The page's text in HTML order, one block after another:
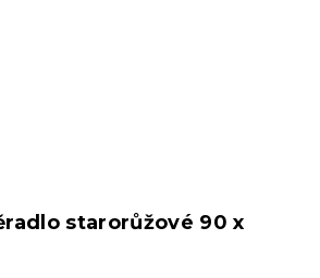
starorůžové 90 x